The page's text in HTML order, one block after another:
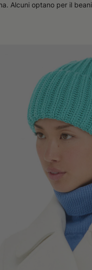
Alcuni optano per il
trattengono il calore
Alcuni li
utili per tenere al
essere utilizzate
facile da
può diventare
ampie o particolari più